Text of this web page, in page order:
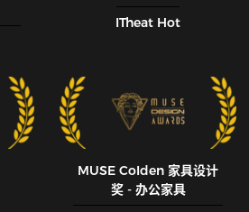
ITheat Hot
MUSE CoIden 家具设计
奖 - 办公家具